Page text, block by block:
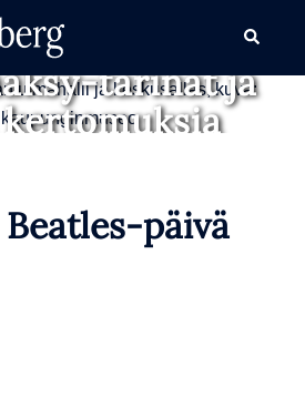
Search
Järvenpää-
tarinat ja
Beatles-päivä